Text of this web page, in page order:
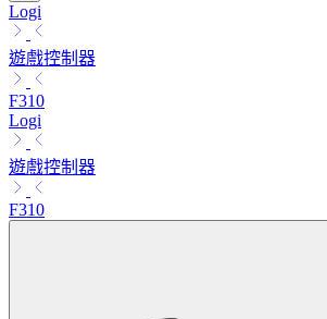
Logi
遊戲控制器
F310
Logi
遊戲控制器
F310